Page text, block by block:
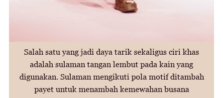
Salah satu yang jadi daya tarik sekaligus ciri khas
adalah sulaman tangan lembut pada kain yang
digunakan. Sulaman mengikuti pola motif ditambah
payet untuk menambah kemewahan busana